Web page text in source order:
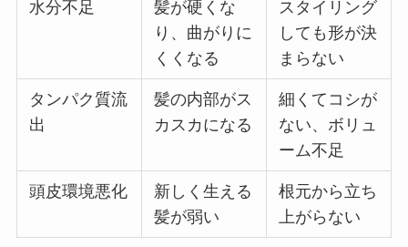
水分不足
髪が硬くな
り、曲がりに
くくなる
スタイリング
しても形が決
まらない
タンパク質流
出
髪の内部がス
カスカになる
細くてコシが
ない、ボリュ
ーム不足
頭皮環境悪化
新しく生える
髪が弱い
根元から立ち
上がらない